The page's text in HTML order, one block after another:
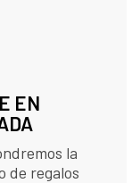
EN
la
de regalos